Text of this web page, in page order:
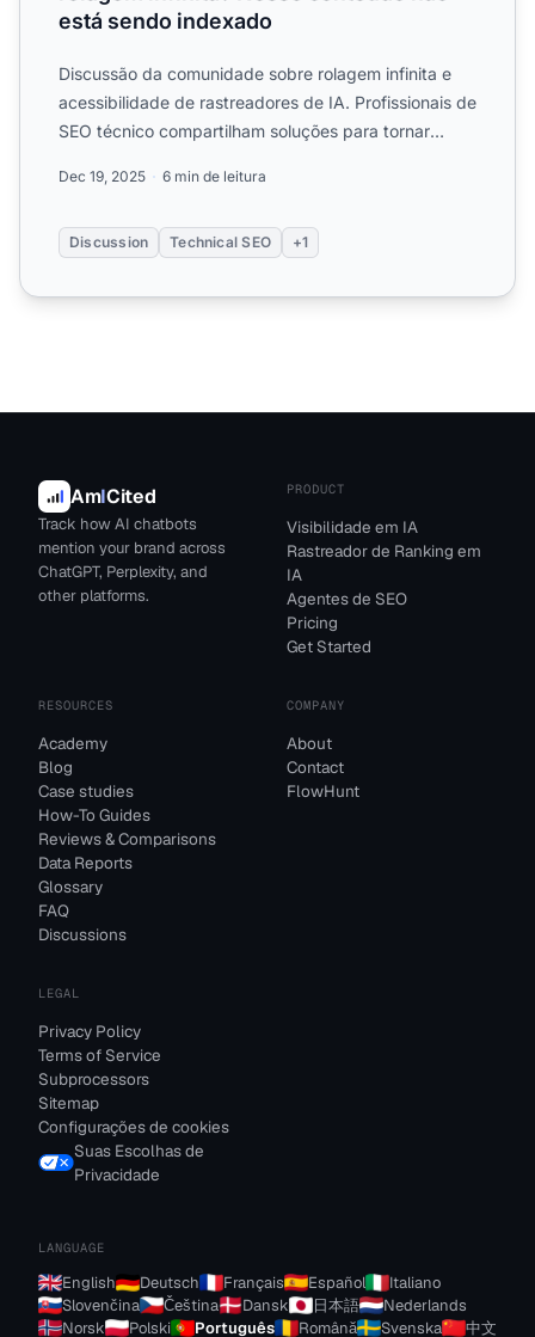
está sendo indexado
Discussão da comunidade sobre rolagem infinita e
acessibilidade de rastreadores de IA. Profissionais de
SEO técnico compartilham soluções para tornar
Dec 19, 2025 6 min de leitura
Discussion Technical SEO +1
AmICited
Track how AI chatbots
mention your brand across
ChatGPT, Perplexity, and
other platforms.
PRODUCT
Visibilidade em IA
Rastreador de Ranking em
IA
Agentes de SEO
Pricing
Get Started
RESOURCES
Academy
Blog
Case studies
How-To Guides
Reviews & Comparisons
Data Reports
Glossary
FAQ
Discussions
COMPANY
About
Contact
FlowHunt
LEGAL
Privacy Policy
Terms of Service
Subprocessors
Sitemap
Configurações de cookies
Suas Escolhas de
Privacidade
LANGUAGE
English Deutsch Français Español
Italiano
Slovenčina
Čeština Dansk 日本語
Nederlands
Norsk
Polski Português Română Svenska 中文